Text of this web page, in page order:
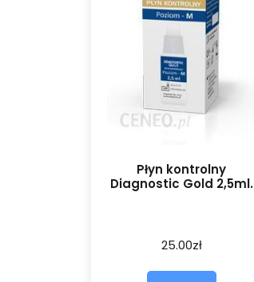
Płyn kontrolny
Diagnostic Gold 2,5ml.
25.00zł